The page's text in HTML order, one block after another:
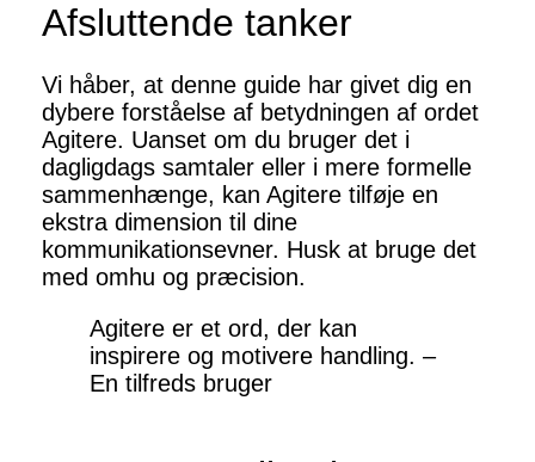
Afsluttende tanker
Vi håber, at denne guide har givet dig en
dybere forståelse af betydningen af ordet
Agitere. Uanset om du bruger det i
dagligdags samtaler eller i mere formelle
sammenhænge, kan Agitere tilføje en
ekstra dimension til dine
kommunikationsevner. Husk at bruge det
med omhu og præcision.
Agitere er et ord, der kan
inspirere og motivere handling. –
En tilfreds bruger